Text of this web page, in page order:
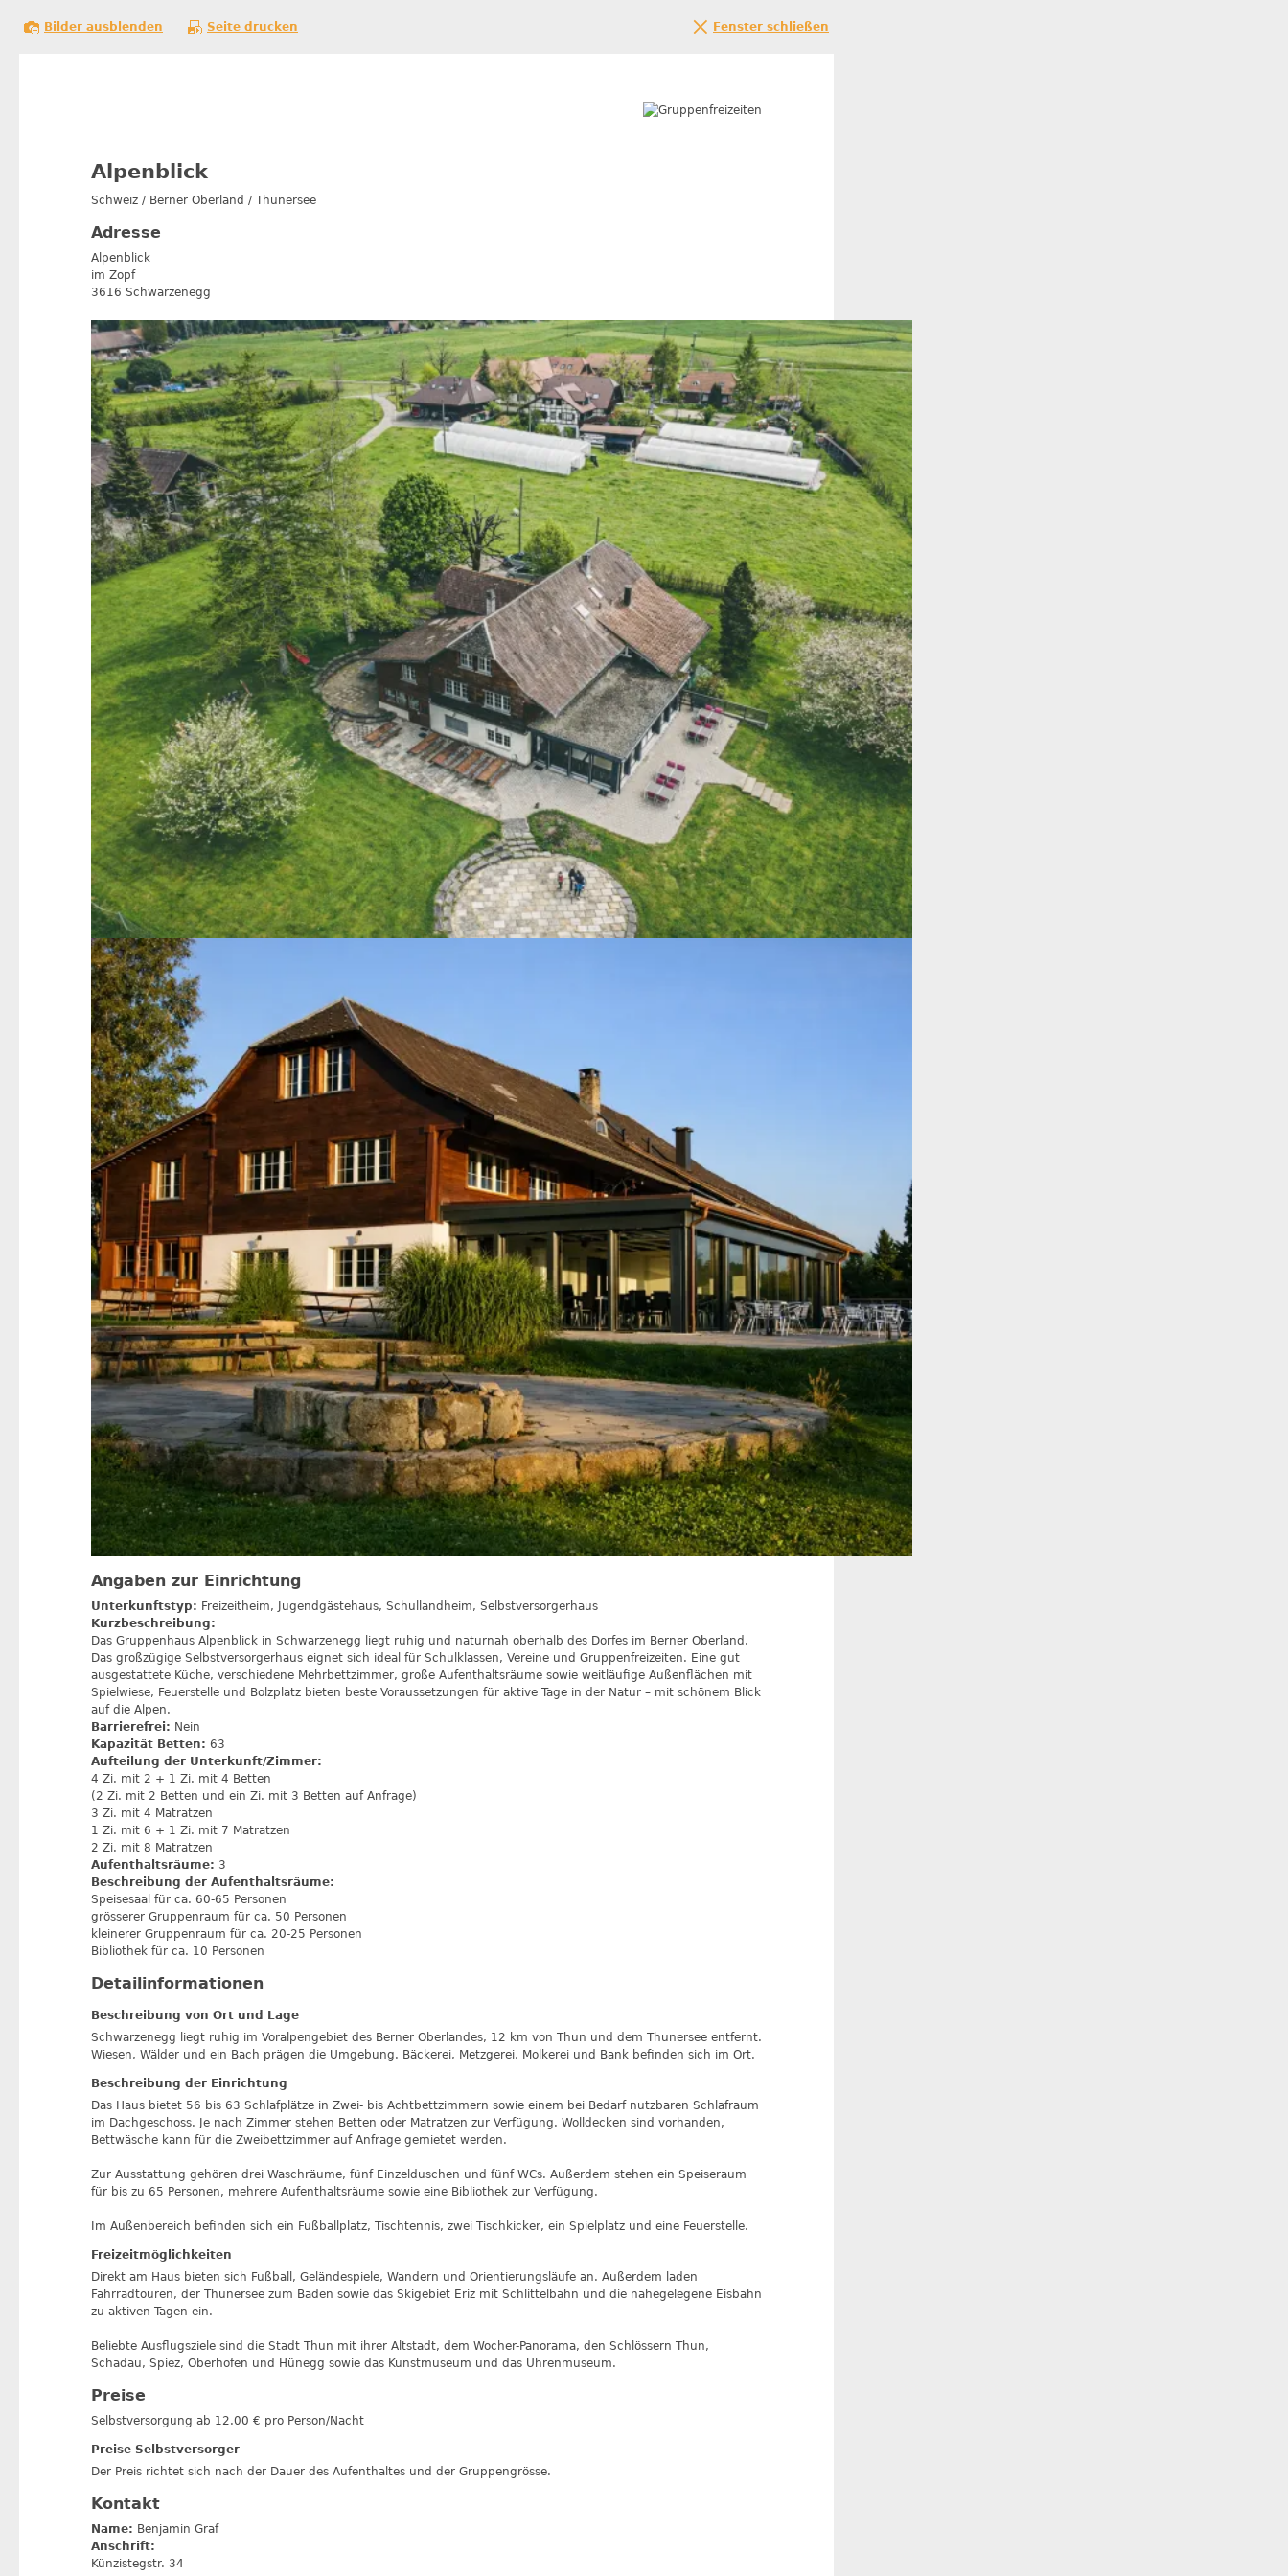
Bilder ausblenden Seite drucken Fenster schließen
Alpenblick
Schweiz / Berner Oberland / Thunersee
Adresse
Alpenblick
im Zopf
3616 Schwarzenegg
Angaben zur Einrichtung
Unterkunftstyp: Freizeitheim, Jugendgästehaus, Schullandheim, Selbstversorgerhaus
Kurzbeschreibung:
Das Gruppenhaus Alpenblick in Schwarzenegg liegt ruhig und naturnah oberhalb des Dorfes im Berner Oberland.
Das großzügige Selbstversorgerhaus eignet sich ideal für Schulklassen, Vereine und Gruppenfreizeiten. Eine gut
ausgestattete Küche, verschiedene Mehrbettzimmer, große Aufenthaltsräume sowie weitläufige Außenflächen mit
Spielwiese, Feuerstelle und Bolzplatz bieten beste Voraussetzungen für aktive Tage in der Natur – mit schönem Blick
auf die Alpen.
Barrierefrei: Nein
Kapazität Betten: 63
Aufteilung der Unterkunft/Zimmer:
4 Zi. mit 2 + 1 Zi. mit 4 Betten
(2 Zi. mit 2 Betten und ein Zi. mit 3 Betten auf Anfrage)
3 Zi. mit 4 Matratzen
1 Zi. mit 6 + 1 Zi. mit 7 Matratzen
2 Zi. mit 8 Matratzen
Aufenthaltsräume: 3
Beschreibung der Aufenthaltsräume:
Speisesaal für ca. 60-65 Personen
grösserer Gruppenraum für ca. 50 Personen
kleinerer Gruppenraum für ca. 20-25 Personen
Bibliothek für ca. 10 Personen
Detailinformationen
Beschreibung von Ort und Lage
Schwarzenegg liegt ruhig im Voralpengebiet des Berner Oberlandes, 12 km von Thun und dem Thunersee entfernt.
Wiesen, Wälder und ein Bach prägen die Umgebung. Bäckerei, Metzgerei, Molkerei und Bank befinden sich im Ort.
Beschreibung der Einrichtung
Das Haus bietet 56 bis 63 Schlafplätze in Zwei- bis Achtbettzimmern sowie einem bei Bedarf nutzbaren Schlafraum
im Dachgeschoss. Je nach Zimmer stehen Betten oder Matratzen zur Verfügung. Wolldecken sind vorhanden,
Bettwäsche kann für die Zweibettzimmer auf Anfrage gemietet werden.
Zur Ausstattung gehören drei Waschräume, fünf Einzelduschen und fünf WCs. Außerdem stehen ein Speiseraum
für bis zu 65 Personen, mehrere Aufenthaltsräume sowie eine Bibliothek zur Verfügung.
Im Außenbereich befinden sich ein Fußballplatz, Tischtennis, zwei Tischkicker, ein Spielplatz und eine Feuerstelle.
Freizeitmöglichkeiten
Direkt am Haus bieten sich Fußball, Geländespiele, Wandern und Orientierungsläufe an. Außerdem laden
Fahrradtouren, der Thunersee zum Baden sowie das Skigebiet Eriz mit Schlittelbahn und die nahegelegene Eisbahn
zu aktiven Tagen ein.
Beliebte Ausflugsziele sind die Stadt Thun mit ihrer Altstadt, dem Wocher-Panorama, den Schlössern Thun,
Schadau, Spiez, Oberhofen und Hünegg sowie das Kunstmuseum und das Uhrenmuseum.
Preise
Selbstversorgung ab 12.00 € pro Person/Nacht
Preise Selbstversorger
Der Preis richtet sich nach der Dauer des Aufenthaltes und der Gruppengrösse.
Kontakt
Name: Benjamin Graf
Anschrift:
Künzistegstr. 34